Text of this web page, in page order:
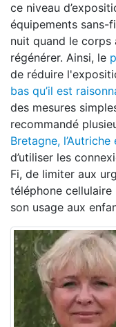
ce niveau
équipements sans-
nuit quand le corps
régénérer. Ainsi, le
de réduire
bas qu’il est
des mesures
recommandé
Bretagne, l’Autriche
d’utiliser les
Fi, de limiter aux
téléphone cellulaire
son usage aux